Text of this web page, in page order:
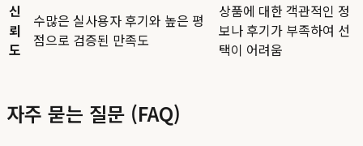
신
뢰
도
수많은 실사용자 후기와 높은 평
점으로 검증된 만족도
상품에 대한 객관적인 정
보나 후기가 부족하여 선
택이 어려움
자주 묻는 질문 (FAQ)